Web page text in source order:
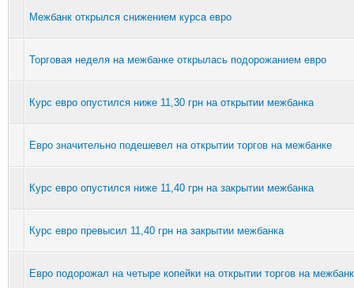
Межбанк открылся снижением курса евро
Торговая неделя на межбанке открылась подорожанием евро
Курс евро опустился ниже 11,30 грн на открытии межбанка
Евро значительно подешевел на открытии торгов на межбанке
Курс евро опустился ниже 11,40 грн на закрытии межбанка
Курс евро превысил 11,40 грн на закрытии межбанка
Евро подорожал на четыре копейки на открытии торгов на